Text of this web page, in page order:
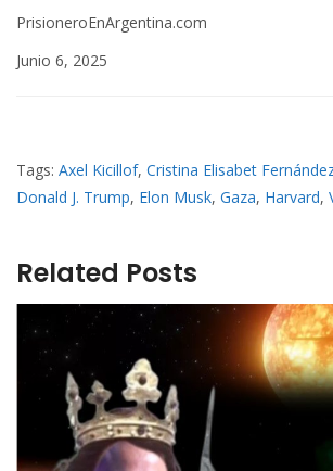
PrisioneroEnArgentina.com
Junio 6, 2025
Tags: Axel Kicillof, Cristina Elisabet
Donald J. Trump, Elon Musk, Gaza, Harvard,
Related Posts